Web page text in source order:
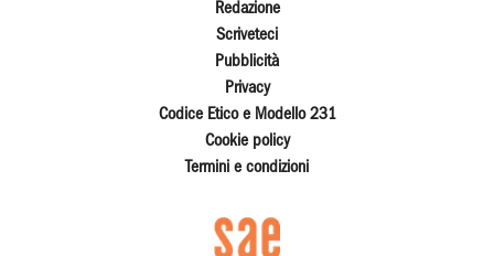
Redazione
Scriveteci
Pubblicità
Privacy
Codice Etico e Modello 231
Cookie policy
Termini e condizioni